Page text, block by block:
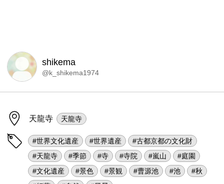
shikema
@k_shikema1974
天龍寺 天龍寺
#世界文化遺産 #世界遺産
#古都京都の文化財
#天龍寺
#季節 #寺 #寺院 #嵐山
#庭園
#文化遺産
#景色 #景観 #曹源池 #池
#秋